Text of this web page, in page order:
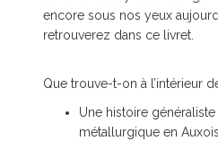
encore sous nos yeux
retrouverez dans ce livret.
Que trouve-t-on à l’intérieur
Une histoire
métallurgique en